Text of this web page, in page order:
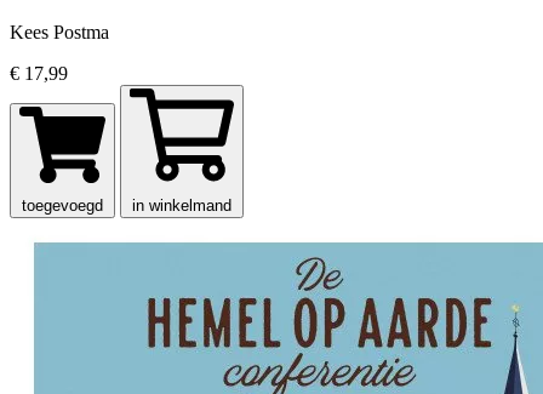
Kees Postma
€ 17,99
toegevoegd in winkelmand